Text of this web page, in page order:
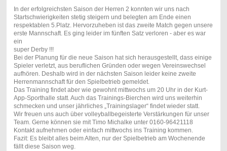
In der erfolgreichsten Saison der Herren 2 konnten wir uns nach
Startschwierigkeiten stetig steigern und belegten am Ende einen
respektablen 5.Platz. Hervorzuheben ist das zweite Match gegen unsere
erste Mannschaft. Es ging leider im fünften Satz verloren - aber es war
ein
super Derby !!!
Bei der Planung für die neue Saison hat sich herausgestellt, dass einige
Spieler verletzt, aus beruflichen Gründen oder wegen Vereinswechsel
aufhören. Deshalb wird in der nächsten Saison leider keine zweite
Herrenmannschaft für den Spielbetrieb gemeldet.
Das Training findet aber wie gewohnt mittwochs um 20 Uhr in der Kurt-
App-Sporthalle statt. Auch das Trainings-Bierchen wird uns weiterhin
schmecken und unser jährliches „Trainingslager“ findet wieder statt.
Wir freuen uns auch über volleyballbegeisterte Verstärkungen für unser
Team. Gerne können sie mit Timo Michalke unter 0160-96421118
Kontakt aufnehmen oder einfach mittwochs ins Training kommen.
Fazit: Es bleibt alles beim Alten, nur der Spielbetrieb am Wochenende
fällt diese Saison weg.